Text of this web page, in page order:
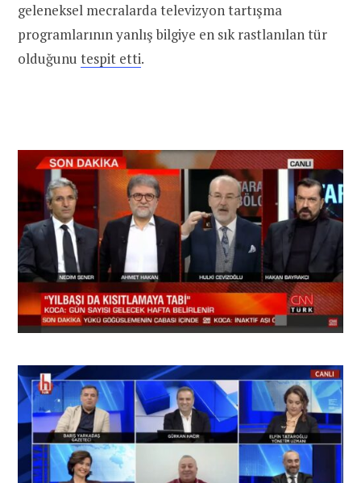
geleneksel mecralarda televizyon tartışma
programlarının yanlış bilgiye en sık rastlanılan tür
olduğunu tespit etti.